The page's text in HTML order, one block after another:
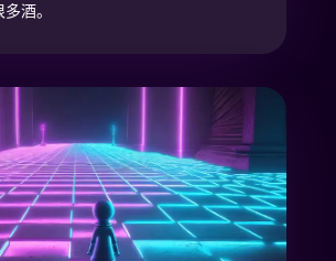
酒。